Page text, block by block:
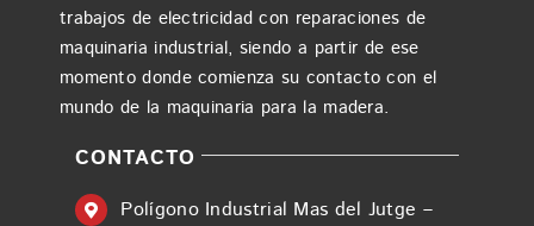
trabajos de electricidad con reparaciones de
maquinaria industrial, siendo a partir de ese
momento donde comienza su contacto con el
mundo de la maquinaria para la madera.
CONTACTO
Polígono Industrial Mas del Jutge –